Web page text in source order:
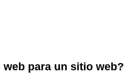
para un sitio web?